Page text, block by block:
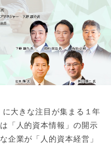
大きな注目が集まる１年
「人的資本情報」の開示
企業が「人的資本経営」